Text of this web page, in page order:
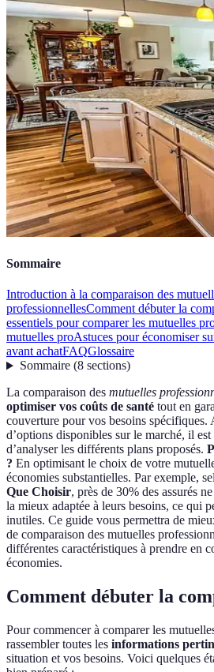
Sommaire
Introduction à la comparaison des
professionnellesComment débuter la
essentiels pour comparer les mutuelles
mutuelles proAstuces pour économiser
avant achatFAQGlossaire
Sommaire(8 sections)
La comparaison des mutuelles
optimiser vos coûts de santé tout en
couverture pour vos besoins spécifiques.
d’options disponibles sur le marché, il
d’analyser les différents plans proposés.
? En optimisant le choix de votre
économies substantielles. Par exemple,
Que Choisir, près de 30% des assurés
la mieux adaptée à leurs besoins, ce qui
inutiles. Ce guide vous permettra de
de comparaison des mutuelles
différentes caractéristiques à prendre en
économies.
Comment débuter la
Pour commencer à comparer les
rassembler toutes les informations
situation et vos besoins. Voici quelques